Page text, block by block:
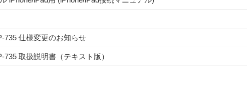
735 仕様変更のお知らせ
取扱説明書（テキスト版）